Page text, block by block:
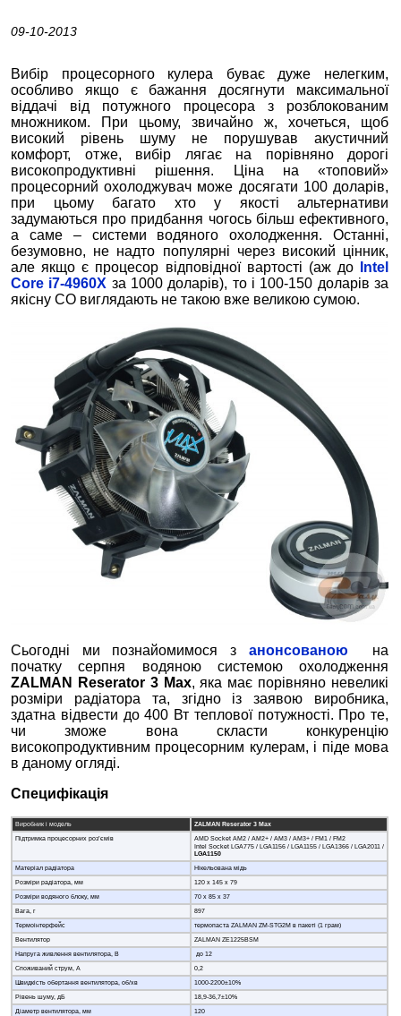
09-10-2013
Вибір процесорного кулера буває дуже нелегким,
особливо якщо є бажання досягнути максимальної
віддачі від потужного процесора з розблокованим
множником. При цьому, звичайно ж, хочеться, щоб
високий рівень шуму не порушував акустичний
комфорт, отже, вибір лягає на порівняно дорогі
високопродуктивні рішення. Ціна на «топовий»
процесорний охолоджувач може досягати 100 доларів,
при цьому багато хто у якості альтернативи
задумаються про придбання чогось більш ефективного,
а саме – системи водяного охолодження. Останні,
безумовно, не надто популярні через високий цінник,
але якщо є процесор відповідної вартості (аж до
Intel
Core i7-4960X за 1000 доларів), то і 100-150 доларів за
якісну СО виглядають не такою вже великою сумою.
Сьогодні ми познайомимося з анонсованою на
початку серпня водяною системою охолодження
ZALMAN Reserator 3 Max, яка має порівняно невеликі
розміри радіатора та, згідно із заявою виробника,
здатна відвести до 400 Вт теплової потужності. Про те,
чи зможе вона скласти конкуренцію
високопродуктивним процесорним кулерам, і піде мова
в даному огляді.
Специфікація
Виробник і модель
ZALMAN Reserator 3 Max
Підтримка процесорних роз’ємів
AMD Socket AM2 / AM2+ / AM3 / AM3+ / FM1 / FM2
Intel Socket LGA775 / LGA1156 / LGA1155 / LGA1366 / LGA2011 /
LGA1150
Матеріал радіатора
Нікельована мідь
Розміри радіатора, мм
120 х 145 х 79
Розміри водяного блоку, мм
70 х 85 х 37
Вага, г
897
Термоінтерфейс
термопаста ZALMAN ZM-STG2M в пакеті (1 грам)
Вентилятор
ZALMAN ZE1225BSM
Напруга живлення вентилятора, В
до 12
Споживаний струм, А
0,2
Швидкість обертання вентилятора, об/хв
1000-2200±10%
Рівень шуму, дБ
18,9-36,7±10%
Діаметр вентилятора, мм
120